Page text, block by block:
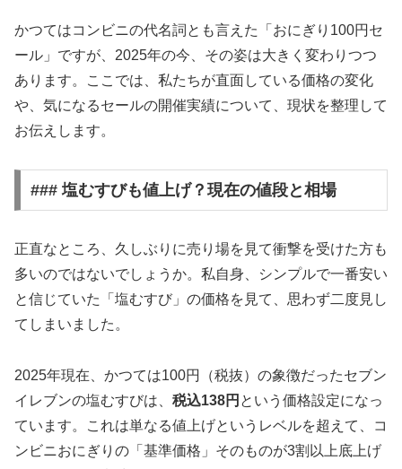
かつてはコンビニの代名詞とも言えた「おにぎり100円セ
ール」ですが、2025年の今、その姿は大きく変わりつつ
あります。ここでは、私たちが直面している価格の変化
や、気になるセールの開催実績について、現状を整理して
お伝えします。
### 塩むすびも値上げ？現在の値段と相場
正直なところ、久しぶりに売り場を見て衝撃を受けた方も
多いのではないでしょうか。私自身、シンプルで一番安い
と信じていた「塩むすび」の価格を見て、思わず二度見し
てしまいました。
2025年現在、かつては100円（税抜）の象徴だったセブン
イレブンの塩むすびは、 税込138円 という価格設定になっ
ています。これは単なる値上げというレベルを超えて、コ
ンビニおにぎりの「基準価格」そのものが3割以上底上げ